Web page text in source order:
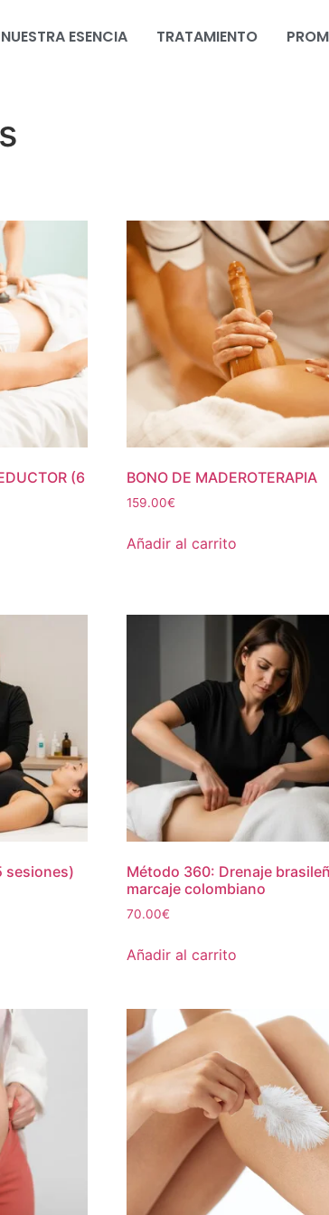
NUESTRA ESENCIA TRATAMIENTO
(6
BONO DE MADEROTERAPIA
159.00€
Añadir al carrito
sesiones)
Método 360: Drenaje
marcaje colombiano
70.00€
Añadir al carrito